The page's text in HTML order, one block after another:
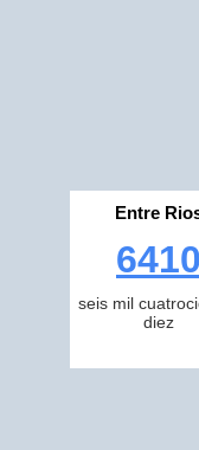
Entre
6410
seis mil
diez